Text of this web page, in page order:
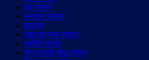
घर संसार
सनातन संसार
इस्लाम
ख़ालसा पन्थ संसार
मसीही संसार
जैन-पारसी-बौद्ध संसार